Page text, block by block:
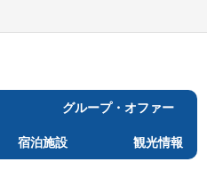
グループ・オファー
宿泊施設 観光情報